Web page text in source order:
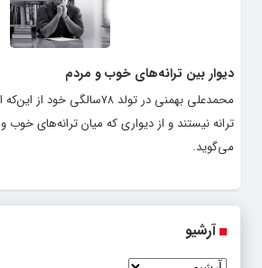
دیوار بین ترانه‌های خوب و مردم
محمدعلی بهمنی در تولد ۷۸سالگی‌
ترانه نیستند و از دیواری که میان ترانه‌های خوب
می‌گوید.
آرشیو